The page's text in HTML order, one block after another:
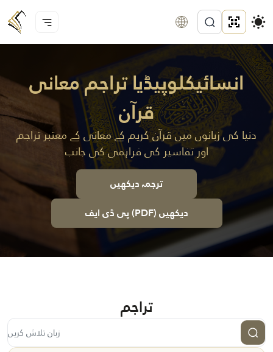
انسائیکلوپیڈیا تراجم معانی
قرآن
دنیا کی زبانوں میں قرآن کریم کے معانی کے معتبر تراجم
اور تفاسیر کی فراہمی کی جانب
ترجمہ دیکھیں
پی ڈی ایف (PDF) دیکھیں
تراجم